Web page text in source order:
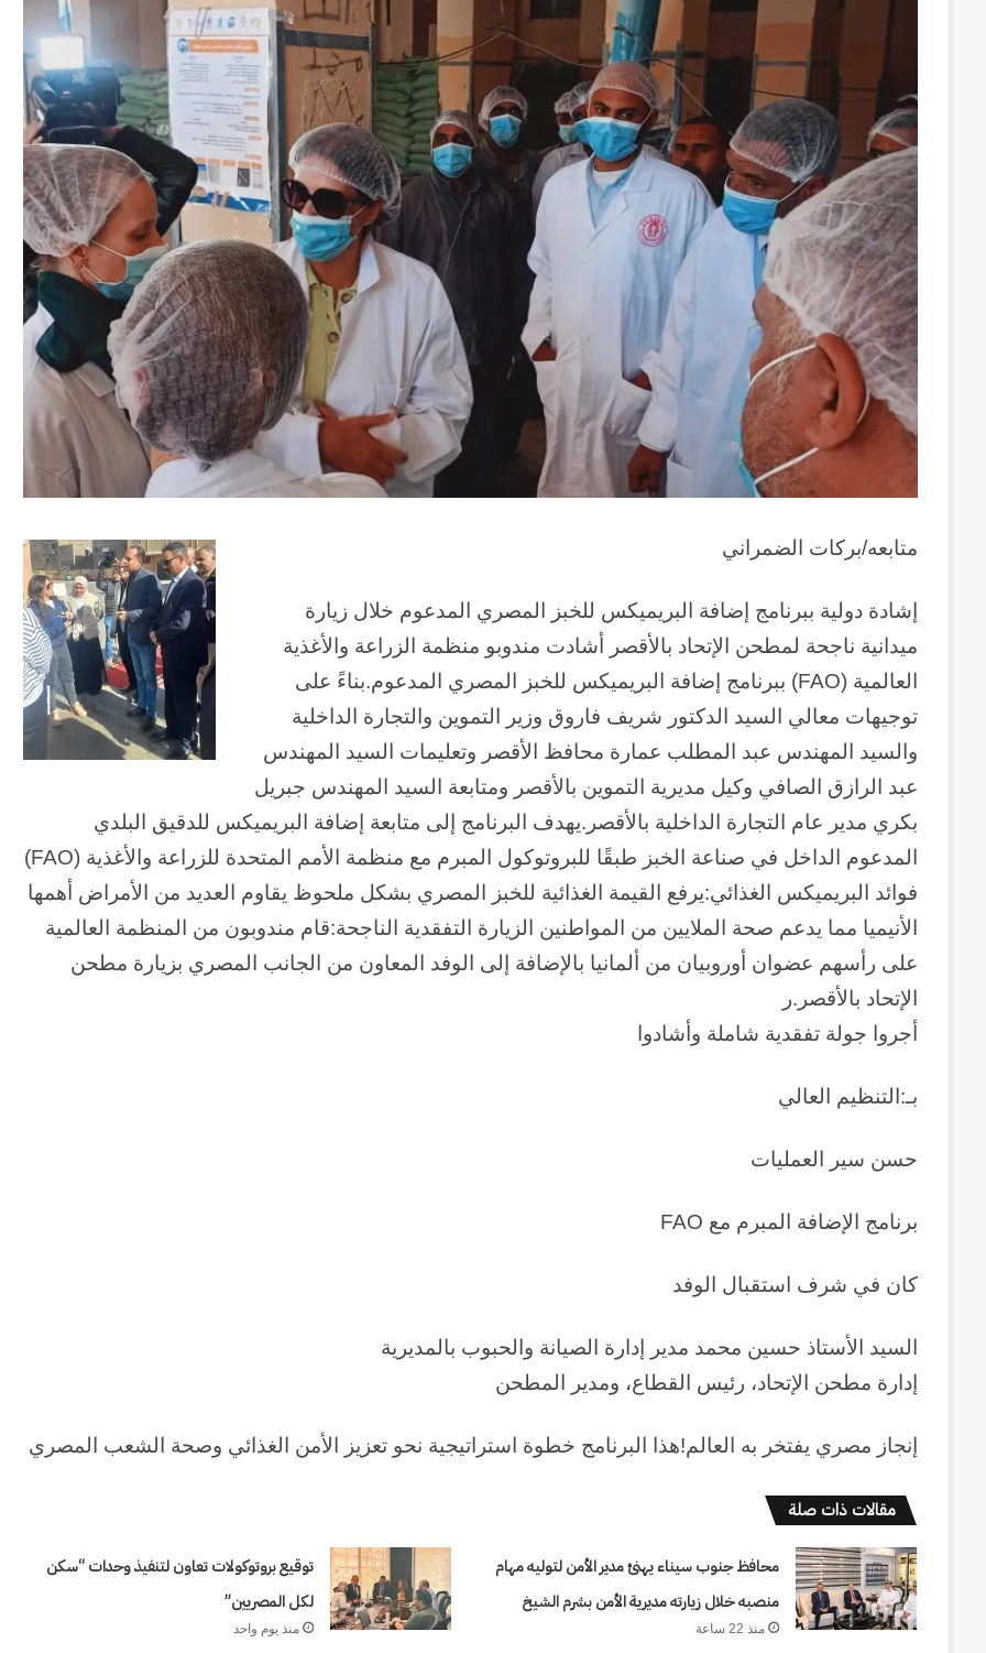
متابعه/بركات الضمراني
إشادة دولية ببرنامج إضافة البريميكس للخبز المصري المدعوم خلال زيارة
ميدانية ناجحة لمطحن الإتحاد بالأقصر أشادت مندوبو منظمة الزراعة والأغذية
العالمية (FAO) ببرنامج إضافة البريميكس للخبز المصري المدعوم.بناءً على
توجيهات معالي السيد الدكتور شريف فاروق وزير التموين والتجارة الداخلية
والسيد المهندس عبد المطلب عمارة محافظ الأقصر وتعليمات السيد المهندس
عبد الرازق الصافي وكيل مديرية التموين بالأقصر ومتابعة السيد المهندس جبريل
بكري مدير عام التجارة الداخلية بالأقصر.يهدف البرنامج إلى متابعة إضافة البريميكس للدقيق البلدي
المدعوم الداخل في صناعة الخبز طبقًا للبروتوكول المبرم مع منظمة الأمم المتحدة للزراعة والأغذية (FAO)
فوائد البريميكس الغذائي:يرفع القيمة الغذائية للخبز المصري بشكل ملحوظ يقاوم العديد من الأمراض أهمها
الأنيميا مما يدعم صحة الملايين من المواطنين الزيارة التفقدية الناجحة:قام مندوبون من المنظمة العالمية
على رأسهم عضوان أوروبيان من ألمانيا بالإضافة إلى الوفد المعاون من الجانب المصري بزيارة مطحن
الإتحاد بالأقصر.ر
أجروا جولة تفقدية شاملة وأشادوا
بـ:التنظيم العالي
حسن سير العمليات
برنامج الإضافة المبرم مع FAO
كان في شرف استقبال الوفد
السيد الأستاذ حسين محمد مدير إدارة الصيانة والحبوب بالمديرية
إدارة مطحن الإتحاد، رئيس القطاع، ومدير المطحن
إنجاز مصري يفتخر به العالم!هذا البرنامج خطوة استراتيجية نحو تعزيز الأمن الغذائي وصحة الشعب المصري
مقالات ذات صلة
محافظ جنوب سيناء يهنئ مدير الأمن لتوليه مهام
منصبه خلال زيارته مديرية الأمن بشرم الشيخ
منذ 22 ساعة
توقيع بروتوكولات تعاون لتنفيذ وحدات “سكن
لكل المصريين”
منذ يوم واحد
أبدية
حين
٢٣